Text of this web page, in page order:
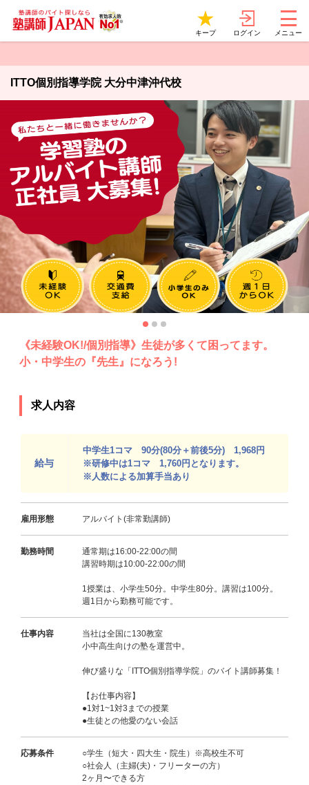
キープ ログイン メニュー
ITTO個別指導学院 大分中津沖代校
《未経験OK!/個別指導》生徒が多くて困ってます。
小・中学生の『先生』になろう!
求人内容
給与
中学生1コマ 90分(80分＋前後5分) 1,968円
※研修中は1コマ 1,760円となります。
※人数による加算手当あり
雇用形態 アルバイト(非常勤講師)
勤務時間
通常期は16:00-22:00の間
講習時期は10:00-22:00の間
1授業は、小学生50分。中学生80分。講習は100分。
週1日から勤務可能です。
仕事内容
当社は全国に130教室
小中高生向けの塾を運営中。
伸び盛りな「ITTO個別指導学院」のバイト講師募集！
【お仕事内容】
●1対1~1対3までの授業
●生徒との他愛のない会話
応募条件
○学生（短大・四大生・院生）※高校生不可
○社会人（主婦(夫)・フリーターの方）
2ヶ月〜できる方